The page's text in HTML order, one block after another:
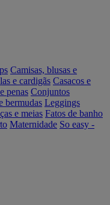
Camisas, blusas e
e cardigãs Casacos e
penas Conjuntos
bermudas Leggings
e meias Fatos de banho
Maternidade So easy -